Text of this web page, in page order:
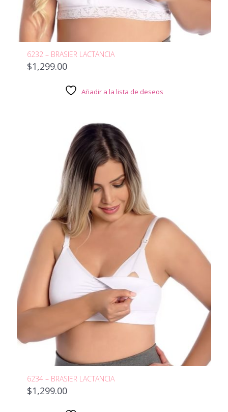
6232 – BRASIER LACTANCIA
$1,299.00
Añadir a la lista de deseos
6234 – BRASIER LACTANCIA
$1,299.00